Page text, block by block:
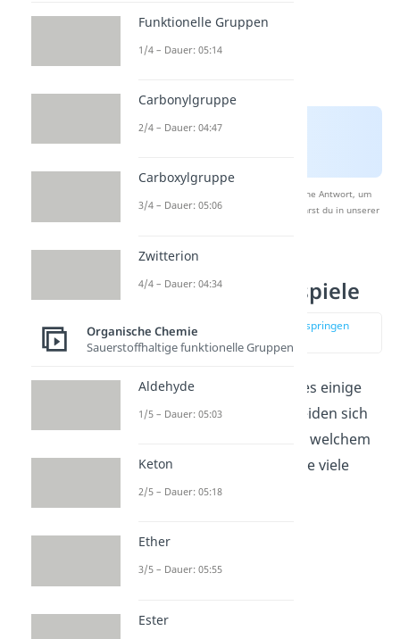
Nach Beantwortung speichern wir deine Antwort, um
Studyflix zu verbessern. Mehr dazu erfährst du in unserer
Veresterung Beispiele
zur Stelle im Video springen
(01:34)
Für die Esterbildung gibt es einige
Beispiele. Diese unterscheiden sich
hauptsächlich dadurch, in welchem
Milieu sie ablaufen und wie viele
Endprodukte entstehen.
Funktionelle Gruppen
1/4 – Dauer: 05:14
Carbonylgruppe
2/4 – Dauer: 04:47
Carboxylgruppe
3/4 – Dauer: 05:06
Zwitterion
4/4 – Dauer: 04:34
Organische Chemie
Sauerstoffhaltige funktionelle Gruppen
Aldehyde
1/5 – Dauer: 05:03
Keton
2/5 – Dauer: 05:18
Ether
3/5 – Dauer: 05:55
Ester